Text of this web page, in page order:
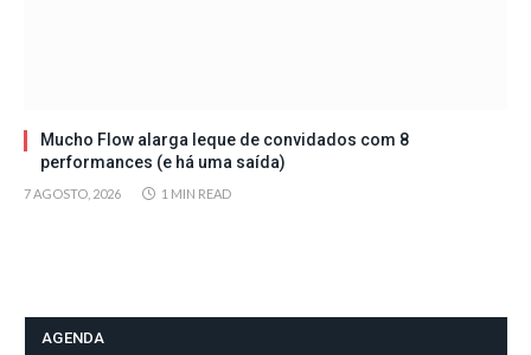
Mucho Flow alarga leque de convidados com 8
performances (e há uma saída)
7 AGOSTO, 2026 1 MIN READ
AGENDA